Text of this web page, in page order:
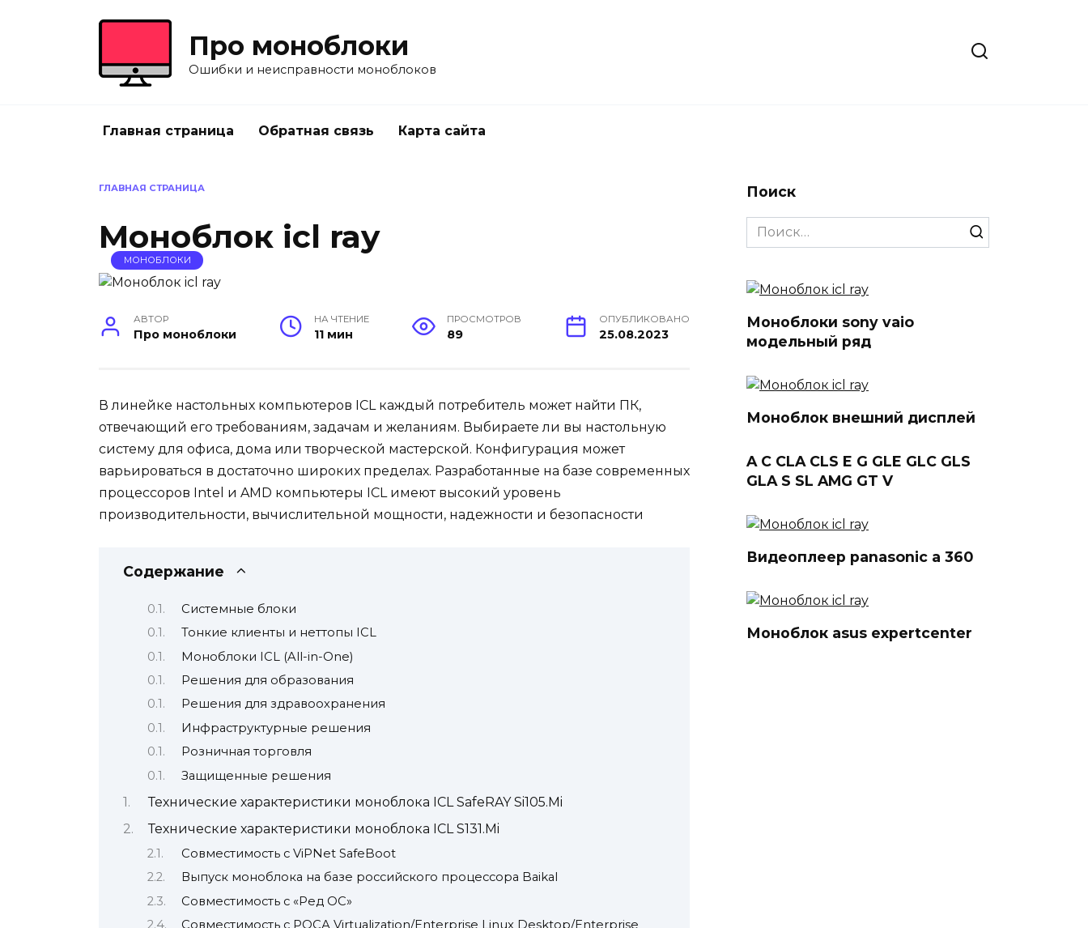
Про моноблоки
Ошибки и неисправности моноблоков
Главная страница Обратная связь Карта сайта
ГЛАВНАЯ СТРАНИЦА
Моноблок icl ray
МОНОБЛОКИ
АВТОР
Про моноблоки
НА ЧТЕНИЕ
11 мин
ПРОСМОТРОВ
89
ОПУБЛИКОВАНО
25.08.2023
В линейке настольных компьютеров ICL каждый потребитель может найти ПК,
отвечающий его требованиям, задачам и желаниям. Выбираете ли вы настольную
систему для офиса, дома или творческой мастерской. Конфигурация может
варьироваться в достаточно широких пределах. Разработанные на базе современных
процессоров Intel и AMD компьютеры ICL имеют высокий уровень
производительности, вычислительной мощности, надежности и безопасности
Содержание
Системные блоки
Тонкие клиенты и неттопы ICL
Моноблоки ICL (All-in-One)
Решения для образования
Решения для здравоохранения
Инфраструктурные решения
Розничная торговля
Защищенные решения
Технические характеристики моноблока ICL SafeRAY Si105.Mi
Технические характеристики моноблока ICL S131.Mi
Совместимость с ViPNet SafeBoot
Выпуск моноблока на базе российского процессора Baikal
Совместимость с «Ред ОС»
Совместимость с РОСА Virtualization/Enterprise Linux Desktop/Enterprise
Поиск
Search
for:
Моноблоки sony vaio
модельный ряд
Моноблок внешний дисплей
A C CLA CLS E G GLE GLC GLS
GLA S SL AMG GT V
Видеоплеер panasonic a 360
Моноблок asus expertcenter